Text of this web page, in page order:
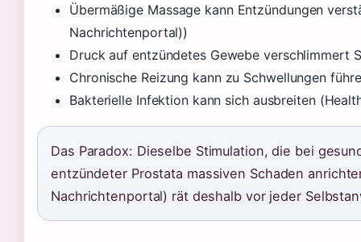
Übermäßige Massage kann Entzündungen
Nachrichtenportal))
Druck auf entzündetes Gewebe verschlimmert
Chronische Reizung kann zu Schwellungen
Bakterielle Infektion kann sich ausbreiten
Das Paradox: Dieselbe Stimulation, die bei
entzündeter Prostata massiven Schaden
Nachrichtenportal) rät deshalb vor jeder